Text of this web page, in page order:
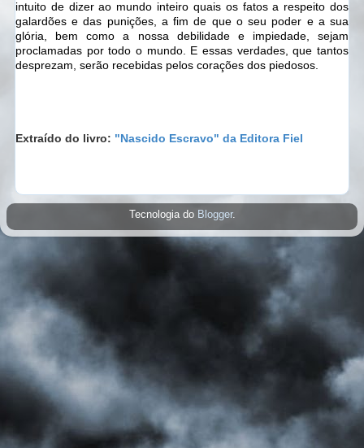
intuito de dizer ao mundo inteiro quais os fatos a respeito dos
galardões e das punições, a fim de que o seu poder e a sua
glória, bem como a nossa debilidade e impiedade, sejam
proclamadas por todo o mundo. E essas verdades, que tantos
desprezam, serão recebidas pelos corações dos piedosos.
Extraído do livro: "Nascido Escravo" da Editora Fiel
Tecnologia do Blogger.